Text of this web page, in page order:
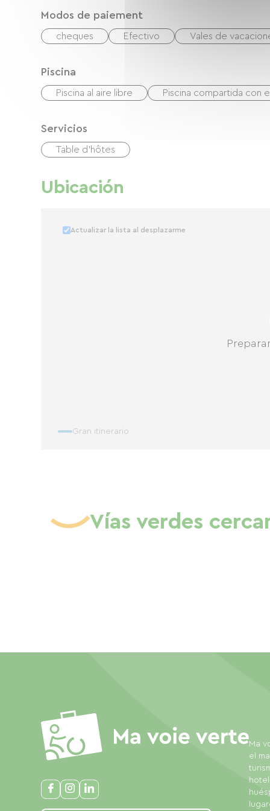
Modos de paiement
cheques Efectivo Vales de
Piscina
Piscina al aire libre Piscina compartida con
Servicios
Table d'hôtes
Ubicación
Actualizar la lista al desplazarme
Gran itinerario
Vías verdes
Ma
el